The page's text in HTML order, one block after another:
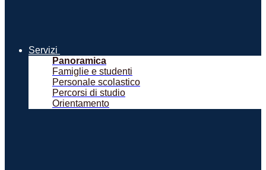
Servizi
Panoramica
Famiglie e studenti
Personale scolastico
Percorsi di studio
Orientamento